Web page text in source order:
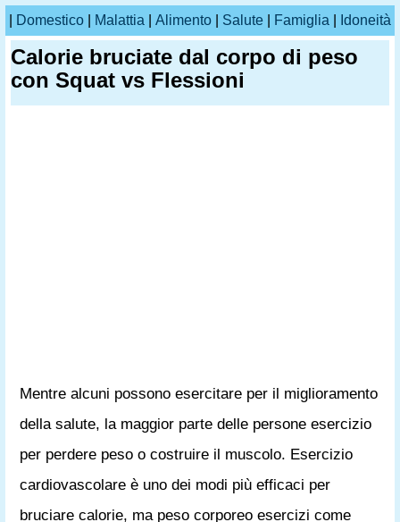
Domestico Malattia Alimento Salute Famiglia Idoneità
Calorie bruciate dal corpo di peso
con Squat vs Flessioni
Mentre alcuni possono esercitare per il miglioramento
della salute, la maggior parte delle persone esercizio
per perdere peso o costruire il muscolo. Esercizio
cardiovascolare è uno dei modi più efficaci per
bruciare calorie, ma peso corporeo esercizi come